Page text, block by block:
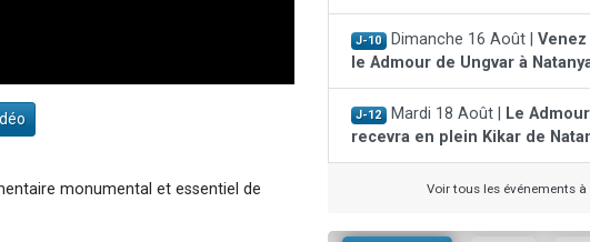
monumental et essentiel de
J-10 Dimanche 16 Août |
le Admour de Ungvar à
J-12 Mardi 18 Août |
Le
recevra en plein Kikar de
Voir tous les événements à